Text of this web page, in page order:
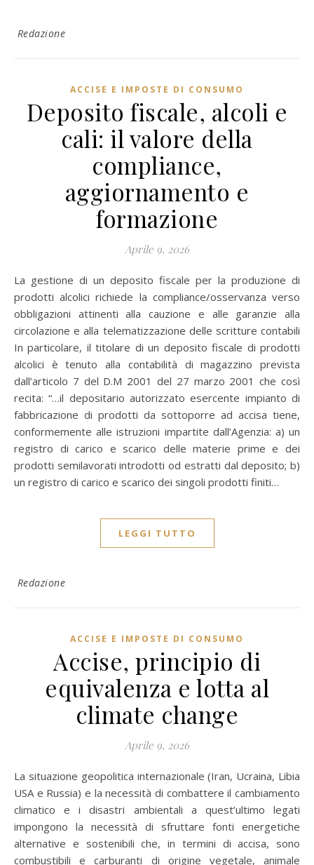
Redazione
ACCISE E IMPOSTE DI CONSUMO
Deposito fiscale, alcoli e
cali: il valore della
compliance,
aggiornamento e
formazione
Aprile 9, 2026
La gestione di un deposito fiscale per la produzione di
prodotti alcolici richiede la compliance/osservanza verso
obbligazioni attinenti alla cauzione e alle garanzie alla
circolazione e alla telematizzazione delle scritture contabili
In particolare, il titolare di un deposito fiscale di prodotti
alcolici è tenuto alla contabilità di magazzino prevista
dall’articolo 7 del D.M 2001 del 27 marzo 2001 che così
recita: “…il depositario autorizzato esercente impianto di
fabbricazione di prodotti da sottoporre ad accisa tiene,
conformemente alle istruzioni impartite dall’Agenzia: a) un
registro di carico e scarico delle materie prime e dei
prodotti semilavorati introdotti od estratti dal deposito; b)
un registro di carico e scarico dei singoli prodotti finiti…
LEGGI TUTTO
Redazione
ACCISE E IMPOSTE DI CONSUMO
Accise, principio di
equivalenza e lotta al
climate change
Aprile 9, 2026
La situazione geopolitica internazionale (Iran, Ucraina, Libia
USA e Russia) e la necessità di combattere il cambiamento
climatico e i disastri ambientali a quest’ultimo legati
impongono la necessità di sfruttare fonti energetiche
alternative e sostenibili che, in termini di accisa, sono
combustibili e carburanti di origine vegetale, animale